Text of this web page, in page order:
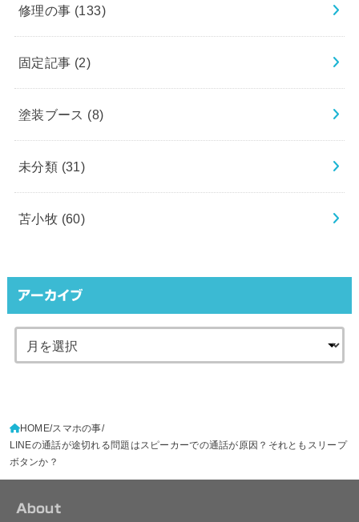
修理の事 (133)
固定記事 (2)
塗装ブース (8)
未分類 (31)
苫小牧 (60)
アーカイブ
HOME スマホの事
LINEの通話が途切れる問題はスピーカーでの通話が原因？それともスリープ
ボタンか？
About